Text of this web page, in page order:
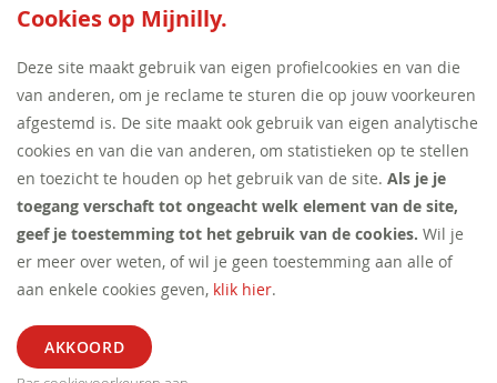
Cookies op Mijnilly.
Deze site maakt gebruik van eigen profielcookies en van die
van anderen, om je reclame te sturen die op jouw voorkeuren
afgestemd is. De site maakt ook gebruik van eigen analytische
cookies en van die van anderen, om statistieken op te stellen
en toezicht te houden op het gebruik van de site. Als je je
toegang verschaft tot ongeacht welk element van de site,
geef je toestemming tot het gebruik van de cookies. Wil je
er meer over weten, of wil je geen toestemming aan alle of
aan enkele cookies geven, klik hier.